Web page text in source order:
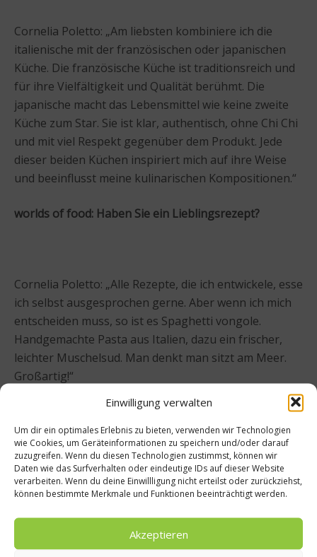
Einwilligung verwalten
Um dir ein optimales Erlebnis zu bieten, verwenden wir Technologien
wie Cookies, um Geräteinformationen zu speichern und/oder darauf
zuzugreifen. Wenn du diesen Technologien zustimmst, können wir
Daten wie das Surfverhalten oder eindeutige IDs auf dieser Website
verarbeiten. Wenn du deine Einwillligung nicht erteilst oder zurückziehst,
können bestimmte Merkmale und Funktionen beeinträchtigt werden.
Akzeptieren
Cornelia Poletto: „Am liebsten kombiniere ich die
italienische mit der französischen oder japanischen
Küche. Die französische Küche ist traditionsreich und
für ihre Vielfältigkeit und Qualität berühmt. Die
japanische macht das Lebensmittel wie keine zweite
Küche zum Star. Sie ist klar, authentisch, ohne Chi Chi
und mit viel Respekt gegenüber dem Produkt. Jede
dieser beiden Küchen inspiriert mich auf ihre Weise
und beeinflusst meine kulinarischen Kompositionen.“
worlds of food: Haben Sie ein Lieblingsrezept?
Cornelia Poletto: „Alle Rezepte, die ich entwickele, esse
ich selbst ausgesprochen gerne. Aber wenn ich mich
entscheiden muss, so ist es Spaghetti vongole.
Handgemachte Pasta aus Italien, dazu ein frischer,
leichter Muschelsud. Man denkt man sitzt am Meer.
Großartig!“
Was kommt bei Ihnen zu Hause auf
den Tisch? Wird gezaubert oder gibt es auch mal eine
Tiefkühlpizza? 😉
Cornelia Poletto: „Weder noch. Wenn ich nur für mich
koche, gibt es ganz einfache und normale Dinge. Die